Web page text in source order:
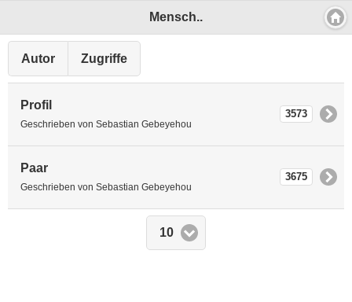
Mensch..
Autor Zugriffe
Profil
Geschrieben von Sebastian Gebeyehou
3573
Paar
Geschrieben von Sebastian Gebeyehou
3675
Anzeige
10